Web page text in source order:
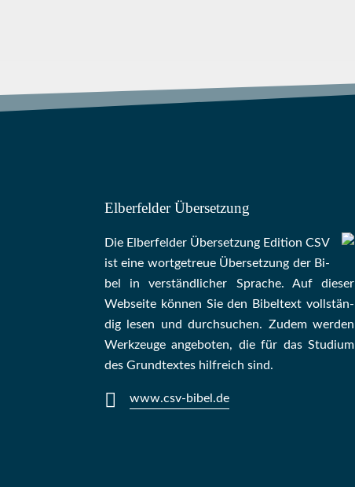
Elberfelder Übersetzung
Die Elber­fel­der Über­set­zung Edi­tion CSV
ist eine wort­ge­treue Über­set­zung der Bi­
bel in ver­ständ­li­cher Spra­che. Auf die­ser
Web­sei­te kön­nen Sie den Bi­bel­text voll­stän­
dig le­sen und durch­su­chen. Zu­dem wer­den
Werk­zeu­ge an­ge­bo­ten, die für das Stu­di­um
des Grund­tex­tes hilf­reich sind.
www.csv-bibel.de